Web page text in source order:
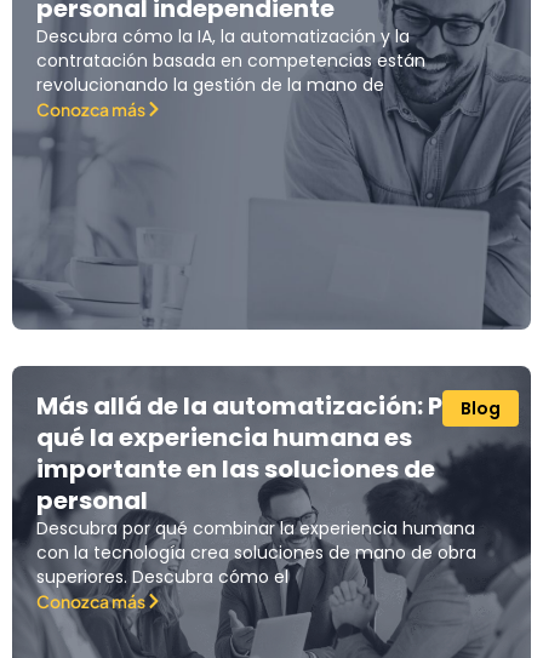
personal independiente
Descubra cómo la IA, la automatización y la
contratación basada en competencias están
revolucionando la gestión de la mano de
Conozca más
Blog
Más allá de la automatización: Por
qué la experiencia humana es
importante en las soluciones de
personal
Descubra por qué combinar la experiencia humana
con la tecnología crea soluciones de mano de obra
superiores. Descubra cómo el
Conozca más